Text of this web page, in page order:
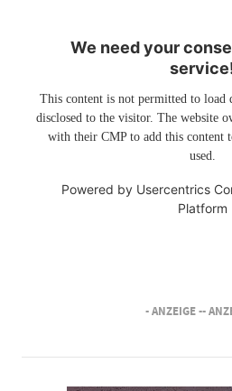
We need your
This content is not permitted to load
disclosed to the visitor. The website
with their CMP to add this content
used.
Powered by Usercentrics
Platform
- ANZEIGE --